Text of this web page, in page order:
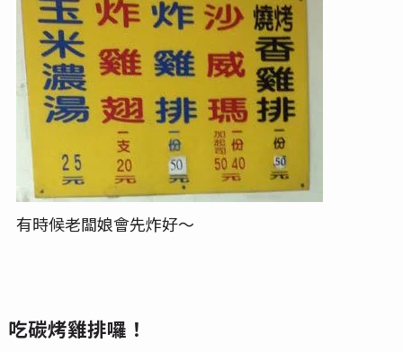
有時候老闆娘會先炸好～
吃碳烤雞排囉！